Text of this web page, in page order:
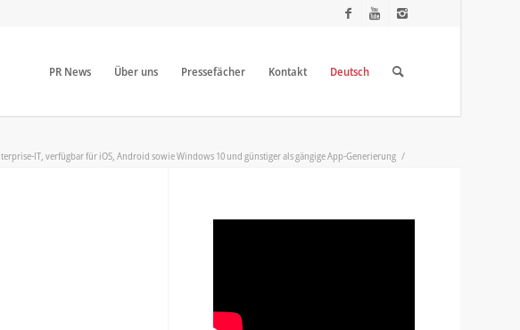
PR News Über uns Pressefächer Kontakt Deutsch
IT, verfügbar für iOS, Android sowie Windows 10 und günstiger als gängige App-Generierung /